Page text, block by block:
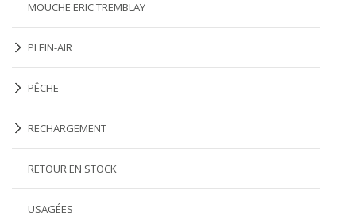
MOUCHE ERIC TREMBLAY
PLEIN-AIR
PÊCHE
RECHARGEMENT
RETOUR EN STOCK
USAGÉES